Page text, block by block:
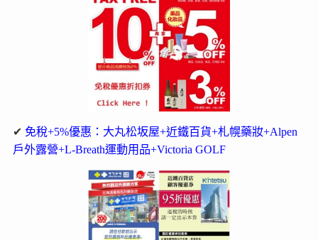
✔ 免稅+5%優惠：大丸松坂屋+近鐵百貨+札幌藥妝+Alpen
戶外露營+L-Breath運動用品+Victoria GOLF